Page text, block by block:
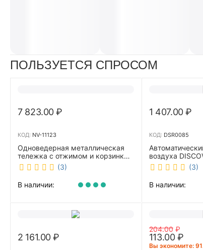
ПОЛЬЗУЕТСЯ СПРОСОМ
7 823.00₽
КОД: NV-11123
Одноведерная металлическая
тележка с отжимом и корзинкой
под химию NV 23 л NV-11123
(3)
В наличии:
1 407.00₽
КОД: DSR0085
воздуха
DSR0085
(3)
В наличии:
2 161.00₽
204.00 ₽
113.00 ₽
Вы экономите: